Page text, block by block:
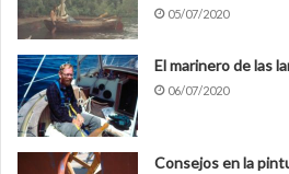
05/07/2020
El marinero de las
06/07/2020
Consejos en la